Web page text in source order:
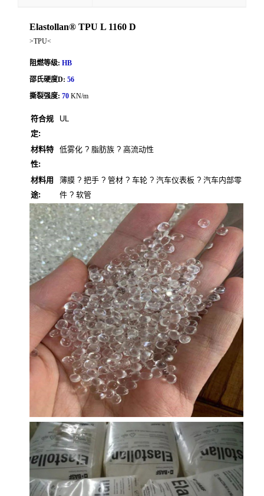
Elastollan® TPU L 1160 D
>TPU<
阻燃等级: HB
邵氏硬度D: 56
撕裂强度: 70 KN/m
符合规
定:
UL
材料特
性:
低雾化 ? 脂肪族 ? 高流动性
材料用
途:
薄膜 ? 把手 ? 管材 ? 车轮 ? 汽车仪表板 ? 汽车内部零
件 ? 软管